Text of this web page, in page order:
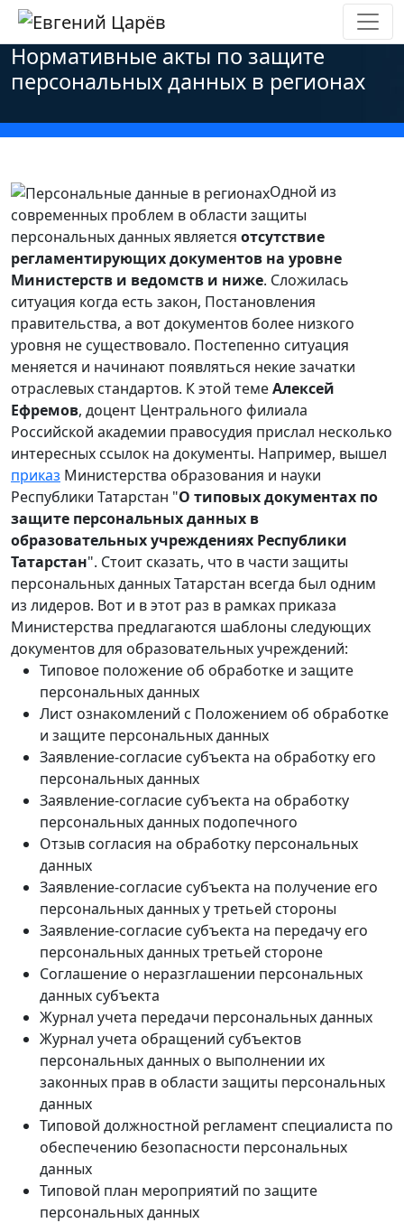
Главная»Новости»Персональные данные
Нормативные акты по защите
персональных данных в регионах
Одной из
современных проблем в области защиты
персональных данных является отсутствие
регламентирующих документов на уровне
Министерств и ведомств и ниже. Сложилась
ситуация когда есть закон, Постановления
правительства, а вот документов более низкого
уровня не существовало. Постепенно ситуация
меняется и начинают появляться некие зачатки
отраслевых стандартов. К этой темеАлексей
Ефремов, доцент Центрального филиала
Российской академии правосудия прислал несколько
интересных ссылок на документы. Например, вышел
приказ Министерства образования и науки
Республики Татарстан "О типовых документах по
защите персональных данных в
образовательных учреждениях Республики
Татарстан". Стоит сказать, что в части защиты
персональных данных Татарстан всегда был одним
из лидеров. Вот и в этот раз в рамках приказа
Министерства предлагаются шаблоны следующих
документов для образовательных учреждений:
Типовое положение об обработке и защите
персональных данных
Лист ознакомлений с Положением об обработке
и защите персональных данных
Заявление-согласие субъекта на обработку его
персональных данных
Заявление-согласие субъекта на обработку
персональных данных подопечного
Отзыв согласия на обработку персональных
данных
Заявление-согласие субъекта на получение его
персональных данных у третьей стороны
Заявление-согласие субъекта на передачу его
персональных данных третьей стороне
Соглашение о неразглашении персональных
данных субъекта
Журнал учета передачи персональных данных
Журнал учета обращений субъектов
персональных данных о выполнении их
законных прав в области защиты персональных
данных
Типовой должностной регламент специалиста по
обеспечению безопасности персональных
данных
Типовой план мероприятий по защите
персональных данных